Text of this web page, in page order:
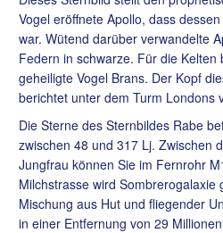
Vogel eröffnete Apollo, dass
war. Wütend darüber verwandelte
Federn in schwarze. Für die
geheiligte Vogel Brans. Der Kopf
berichtet unter dem Turm Londons
Die Sterne des Sternbildes Rabe
zwischen 48 und 317 Lj. Zwischen
Jungfrau können Sie im Fernrohr
Milchstrasse wird Sombrerogalaxie
Mischung aus Hut und fliegender
in einer Entfernung von 29